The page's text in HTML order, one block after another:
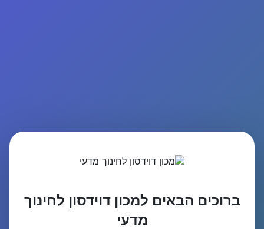
ברוכים הבאים למכון דוידסון לחינוך
מדעי